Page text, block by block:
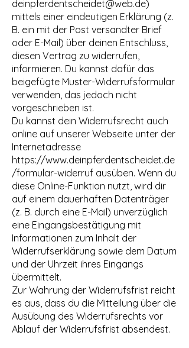
deinpferdentscheidet@web.de)
mittels einer eindeutigen Erklärung (z.
B. ein mit der Post versandter Brief
oder E-Mail) über deinen Entschluss,
diesen Vertrag zu widerrufen,
informieren. Du kannst dafür das
beigefügte Muster-Widerrufsformular
verwenden, das jedoch nicht
vorgeschrieben ist.
Du kannst dein Widerrufsrecht auch
online auf unserer Webseite unter der
Internetadresse
https://www.deinpferdentscheidet.de
/formular-widerruf ausüben. Wenn du
diese Online-Funktion nutzt, wird dir
auf einem dauerhaften Datenträger
(z. B. durch eine E-Mail) unverzüglich
eine Eingangsbestätigung mit
Informationen zum Inhalt der
Widerrufserklärung sowie dem Datum
und der Uhrzeit ihres Eingangs
übermittelt.
Zur Wahrung der Widerrufsfrist reicht
es aus, dass du die Mitteilung über die
Ausübung des Widerrufsrechts vor
Ablauf der Widerrufsfrist absendest.